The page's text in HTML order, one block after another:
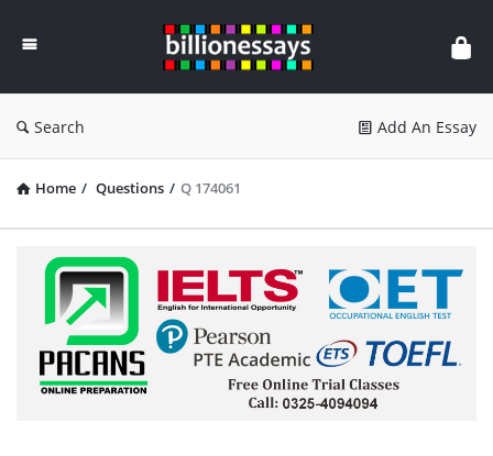
Essays
Search Add An Essay
Home / Questions / Q 174061